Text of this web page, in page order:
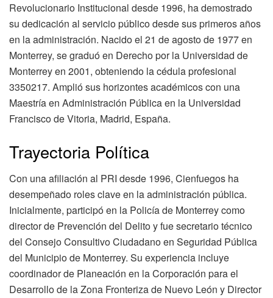
Revolucionario Institucional desde 1996, ha demostrado
su dedicación al servicio público desde sus primeros años
en la administración. Nacido el 21 de agosto de 1977 en
Monterrey, se graduó en Derecho por la Universidad de
Monterrey en 2001, obteniendo la cédula profesional
3350217. Amplió sus horizontes académicos con una
Maestría en Administración Pública en la Universidad
Francisco de Vitoria, Madrid, España.
Trayectoria Política
Con una afiliación al PRI desde 1996, Cienfuegos ha
desempeñado roles clave en la administración pública.
Inicialmente, participó en la Policía de Monterrey como
director de Prevención del Delito y fue secretario técnico
del Consejo Consultivo Ciudadano en Seguridad Pública
del Municipio de Monterrey. Su experiencia incluye
coordinador de Planeación en la Corporación para el
Desarrollo de la Zona Fronteriza de Nuevo León y Director